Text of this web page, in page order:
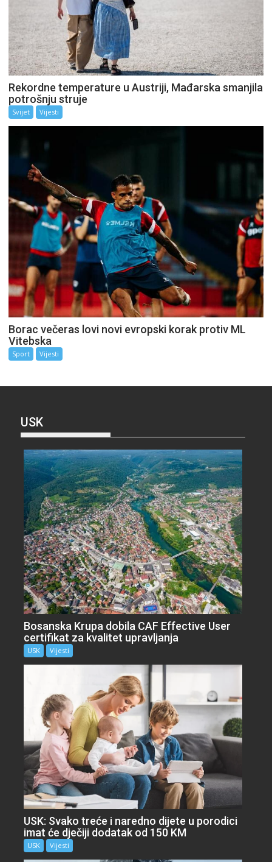
Rekordne temperature u Austriji, Mađarska smanjila
potrošnju struje
Svijet Vijesti
Borac večeras lovi novi evropski korak protiv ML
Vitebska
Sport Vijesti
USK
Bosanska Krupa dobila CAF Effective User
certifikat za kvalitet upravljanja
USK Vijesti
USK: Svako treće i naredno dijete u porodici
imat će dječiji dodatak od 150 KM
USK Vijesti